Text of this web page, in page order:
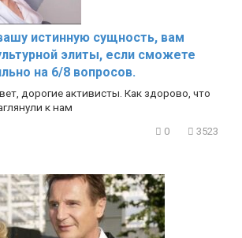
истинную сущность, вам
элиты, если сможете
на 6/8 вопросов.
дорогие активисты. Как здорово, что
к нам
0 3523